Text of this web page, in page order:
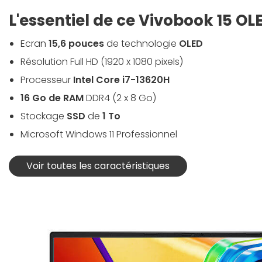
L'essentiel de ce Vivobook 15
Ecran 15,6 poucesde technologie OLED
Résolution Full HD (1920 x 1080 pixels)
Processeur Intel Core i7-13620H
16 Go de RAMDDR4 (2 x 8 Go)
Stockage SSD de 1 To
Microsoft Windows 11 Professionnel
Voir toutes les caractéristiques